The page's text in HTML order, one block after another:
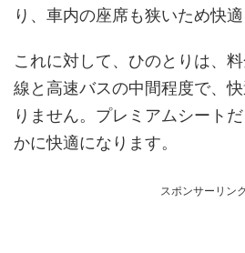
り、車内の座席も狭いため快適
これに対して、ひのとりは、
線と高速バスの中間程度で、
りません。プレミアムシート
かに快適になります。
スポンサーリンク